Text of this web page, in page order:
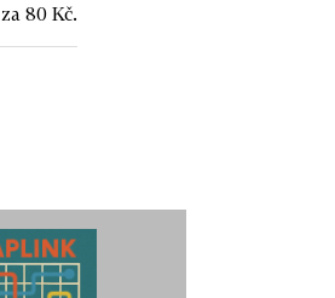
za 80 Kč.